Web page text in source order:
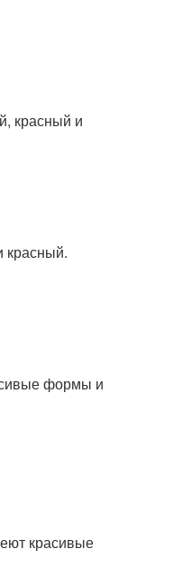
красный и
красный.
формы и
красивые